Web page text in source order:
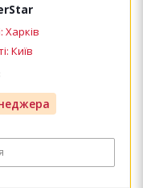
Харків
Київ